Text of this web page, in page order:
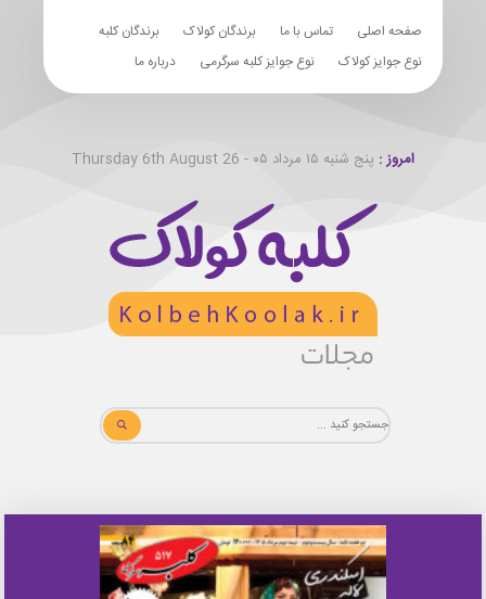
صفحه اصلی تماس با ما برندگان کولاک
برندگان کلبه
نوع جوایز کولاک
نوع جوایز کلبه سرگرمی درباره ما
امروز : پنج شنبه ۱۵ مرداد ۰۵ - Thursday 6th August 26